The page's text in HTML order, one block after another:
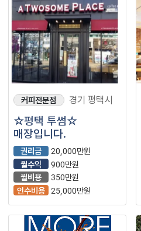
커피전문점 경기 평택시
☆평택 투썸☆
매장입니다.
권리금
20,000만원
월수익
900만원
월비용
350만원
인수비용 25,000만원